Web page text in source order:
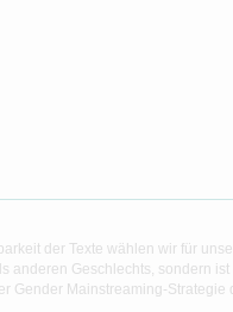
der Texte wählen wir für
Geschlechts, sondern
Mainstreaming-